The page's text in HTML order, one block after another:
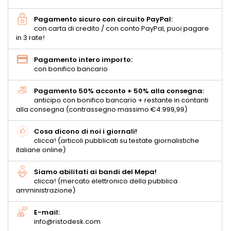
Pagamento sicuro con circuito PayPal:
con carta di credito / con conto PayPal, puoi pagare
in 3 rate!
Pagamento intero importo:
con bonifico bancario
Pagamento 50% acconto + 50% alla consegna:
anticipo con bonifico bancario + restante in contanti
alla consegna (contrassegno massimo €4.999,99)
Cosa dicono di noi i giornali!
clicca! (articoli pubblicati su testate giornalistiche
italiane online)
Siamo abilitati ai bandi del Mepa!
clicca! (mercato elettronico della pubblica
amministrazione)
E-mail:
info@ristodesk.com